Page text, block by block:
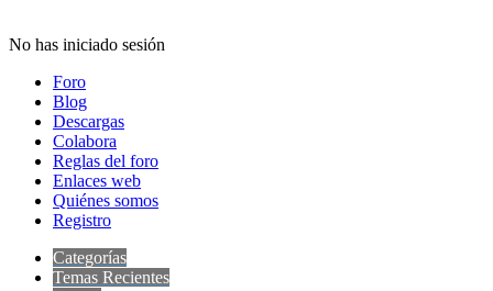
No has iniciado sesión
Foro
Blog
Descargas
Colabora
Reglas del foro
Enlaces web
Quiénes somos
Registro
Categorías
Temas Recientes